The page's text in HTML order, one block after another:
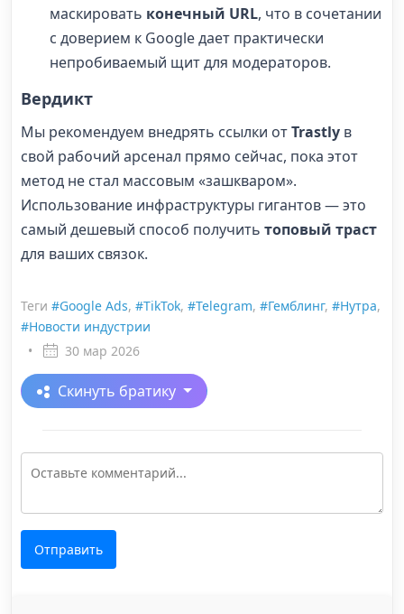
маскировать конечный URL, что в сочетании
с доверием к Google дает практически
непробиваемый щит для модераторов.
Вердикт
Мы рекомендуем внедрять ссылки отTrastly в
свой рабочий арсенал прямо сейчас, пока этот
метод не стал массовым «зашкваром».
Использование инфраструктуры гигантов — это
самый дешевый способ получить топовый траст
для ваших связок.
Теги #Google Ads, #TikTok, #Telegram, #Гемблинг, #Нутра,
#Новости индустрии
•
30 мар 2026
Скинуть братику
Отправить